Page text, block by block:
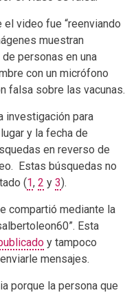
video fue “reenviando
muestran
personas en una
con un micrófono
falsa sobre las vacunas.
investigación para
y la fecha de
en reverso de
Estas búsquedas no
(1, 2 y 3).
compartió mediante la
Esta
y tampoco
mensajes.
porque la persona que